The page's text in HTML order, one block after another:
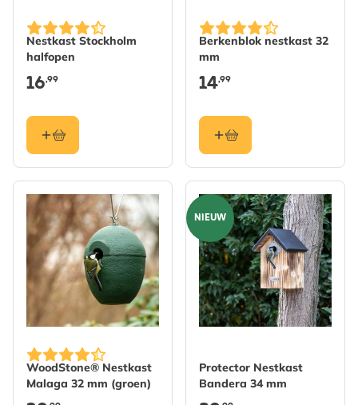
Nestkast Stockholm
halfopen
16,99
Berkenblok nestkast 32
mm
14,99
WoodStone® Nestkast
Malaga 32 mm (groen)
NIEUW
Protector Nestkast
Bandera 34 mm